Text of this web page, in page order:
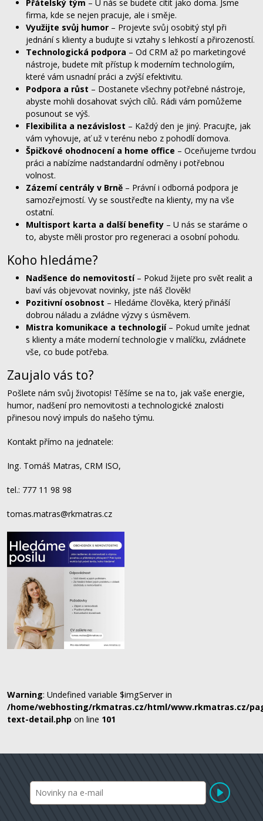
Přátelský tým – U nás se budete cítit jako doma. Jsme
firma, kde se nejen pracuje, ale i směje.
Využijte svůj humor – Projevte svůj osobitý styl při
jednání s klienty a budujte si vztahy s lehkostí a přirozeností.
Technologická podpora – Od CRM až po marketingové
nástroje, budete mít přístup k moderním technologiím,
které vám usnadní práci a zvýší efektivitu.
Podpora a růst – Dostanete všechny potřebné nástroje,
abyste mohli dosahovat svých cílů. Rádi vám pomůžeme
posunout se výš.
Flexibilita a nezávislost – Každý den je jiný. Pracujte, jak
vám vyhovuje, ať už v terénu nebo z pohodlí domova.
Špičkové ohodnocení a home office – Oceňujeme tvrdou
práci a nabízíme nadstandardní odměny i potřebnou
volnost.
Zázemí centrály v Brně – Právní i odborná podpora je
samozřejmostí. Vy se soustřeďte na klienty, my na vše
ostatní.
Multisport karta a další benefity – U nás se staráme o
to, abyste měli prostor pro regeneraci a osobní pohodu.
Koho hledáme?
Nadšence do nemovitostí– Pokud žijete pro svět realit a
baví vás objevovat novinky, jste náš člověk!
Pozitivní osobnost – Hledáme člověka, který přináší
dobrou náladu a zvládne výzvy s úsměvem.
Mistra komunikace a technologií– Pokud umíte jednat
s klienty a máte moderní technologie v malíčku, zvládnete
vše, co bude potřeba.
Zaujalo vás to?
Pošlete nám svůj životopis! Těšíme se na to, jak vaše energie,
humor, nadšení pro nemovitosti a technologické znalosti
přinesou nový impuls do našeho týmu.
Kontakt přímo na jednatele:
Ing. Tomáš Matras, CRM ISO,
tel.: 777 11 98 98
tomas.matras@rkmatras.cz
Warning: Undefined variable $imgServer in
/home/webhosting/rkmatras.cz/html/www.rkmatras.cz/
text-detail.php on line 101